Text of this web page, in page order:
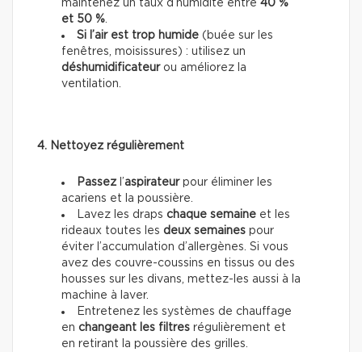
maintenez un taux d’humidité entre 40 %
et 50 %.
Si l’air est trop humide (buée sur les
fenêtres, moisissures) : utilisez un
déshumidificateurou améliorez la
ventilation.
4. Nettoyez régulièrement
Passez l’aspirateur pour éliminer les
acariens et la poussière.
Lavez les draps chaque semaine et les
rideaux toutes les deux semaines pour
éviter l’accumulation d’allergènes. Si vous
avez des couvre-coussins en tissus ou des
housses sur les divans, mettez-les aussi à la
machine à laver.
Entretenez les systèmes de chauffage
en changeant les filtres régulièrement et
en retirant la poussière des grilles.